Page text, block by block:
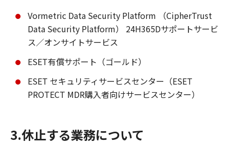
Vormetric Data Security Platform （CipherTrust
Data Security Platform） 24H365Dサポートサービ
ス／オンサイトサービス
ESET有償サポート（ゴールド）
ESET セキュリティサービスセンター（ESET
PROTECT MDR購入者向けサービスセンター）
3.休止する業務について